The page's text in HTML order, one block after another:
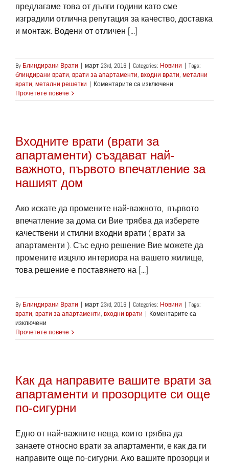
предлагаме това от дълги години като сме
изградили отлична репутация за качество, доставка
и монтаж. Водени от отличен [...]
By Блиндирани Врати | март 23rd, 2016 | Categories: Новини | Tags:
блиндирани врати, врати за апартаменти, входни врати, метални
врати, метални решетки | Коментарите са изключени
врати
от
най-
високо
Прочетете повече
Входните врати (врати за
апартаменти) създават най-
важното, първото впечатление за
нашият дом
Ако искате да промените най-важното, първото
впечатление за дома си Вие трябва да изберете
качествени и стилни входни врати ( врати за
апартаменти ). Със едно решение Вие можете да
промените изцяло интериора на вашето жилище,
това решение е поставянето на [...]
By Блиндирани Врати | март 23rd, 2016 | Categories: Новини | Tags:
врати, врати за апартаменти, входни врати | Коментарите са
изключени
Входните
врати
създават
най-
важното,
първото
впечатление
нашият
дом
Прочетете повече
Как да направите вашите врати за
апартаменти и прозорците си още
по-сигурни
Едно от най-важните неща, които трябва да
занаете относно врати за апартаменти, е как да ги
направите още по-сигурни. Ако вашите прозорци и